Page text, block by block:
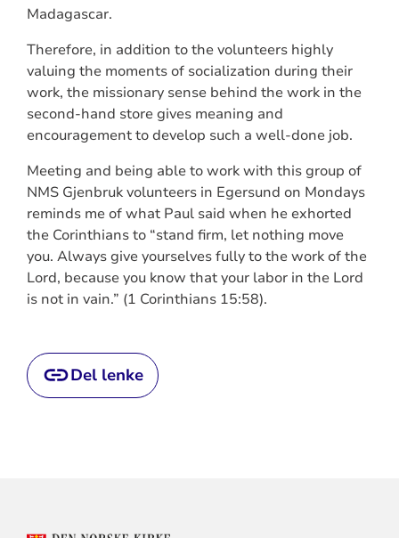
Madagascar.
Therefore, in addition to the volunteers highly
valuing the moments of socialization during their
work, the missionary sense behind the work in the
second-hand store gives meaning and
encouragement to develop such a well-done job.
Meeting and being able to work with this group of
NMS Gjenbruk volunteers in Egersund on Mondays
reminds me of what Paul said when he exhorted
the Corinthians to “stand firm, let nothing move
you. Always give yourselves fully to the work of the
Lord, because you know that your labor in the Lord
is not in vain.” (1 Corinthians 15:58).
Del lenke